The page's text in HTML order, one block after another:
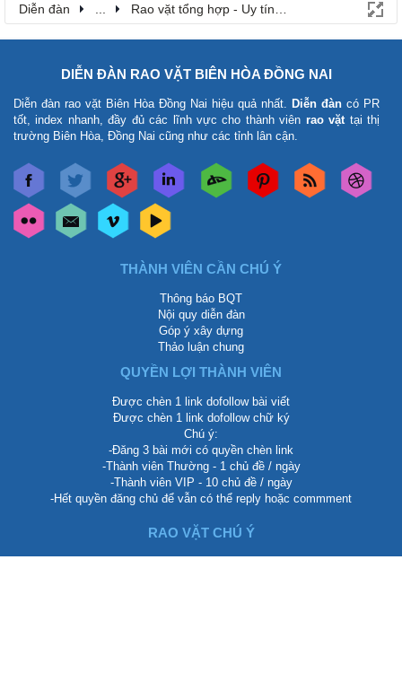
Diễn đàn Rao vặt tổng hợp - Uy tín - Miễn phí
DIỄN ĐÀN RAO VẶT BIÊN HÒA ĐỒNG NAI
Diễn đàn rao vặt Biên Hòa Đồng Nai hiệu quả nhất. Diễn đàn có PR
tốt, index nhanh, đầy đủ các lĩnh vực cho thành viên rao vặt tại thị
trường Biên Hòa, Đồng Nai cũng như các tỉnh lân cận.
THÀNH VIÊN CẦN CHÚ Ý
Thông báo BQT
Nội quy diễn đàn
Góp ý xây dựng
Thảo luận chung
QUYỀN LỢI THÀNH VIÊN
Được chèn 1 link dofollow bài viết
Được chèn 1 link dofollow chữ ký
Chú ý:
-Đăng 3 bài mới có quyền chèn link
-Thành viên Thường - 1 chủ đề / ngày
-Thành viên VIP - 10 chủ đề / ngày
-Hết quyền đăng chủ để vẫn có thể reply hoặc commment
RAO VẶT CHÚ Ý